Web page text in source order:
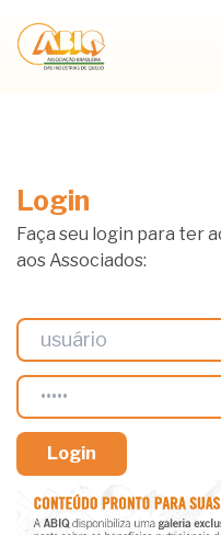
Login
Faça seu login para ter
aos Associados: